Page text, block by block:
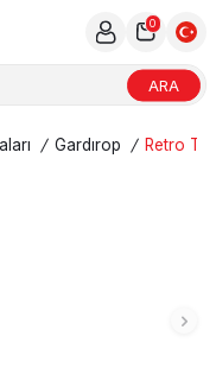
ARA
0
/ Gardırop / Retro